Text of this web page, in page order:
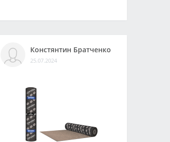
Констянтин Братченко
25.07.2024